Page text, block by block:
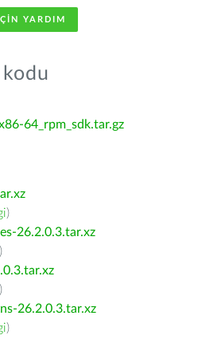
YARDIM
64_rpm_sdk.tar.gz
)
26.2.0.3.tar.xz
)
)
26.2.0.3.tar.xz
)